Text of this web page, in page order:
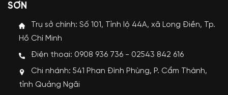
SƠN
Trụ sở chính: Số 101, Tỉnh lộ 44A, xã Long Điền, Tp.
Hồ Chí Minh
Điện thoại: 0908 936 736 - 02543 842 616
Chi nhánh: 541 Phan Đình Phùng, P. Cẩm Thành,
tỉnh Quảng Ngãi